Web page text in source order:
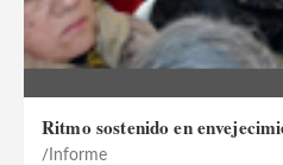
Ritmo sostenido en
Informe